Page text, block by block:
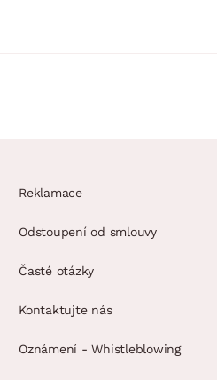
Reklamace
Odstoupení od smlouvy
Časté otázky
Kontaktujte nás
Oznámení - Whistleblowing